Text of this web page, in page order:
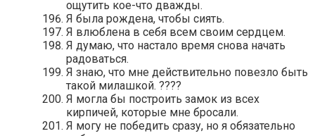
ощутить кое-что дважды.
Я была рождена, чтобы сиять.
Я влюблена в себя всем своим сердцем.
Я думаю, что настало время снова начать
радоваться.
Я знаю, что мне действительно повезло быть
такой милашкой. ????
Я могла бы построить замок из всех
кирпичей, которые мне бросали.
Я могу не победить сразу, но я обязательно